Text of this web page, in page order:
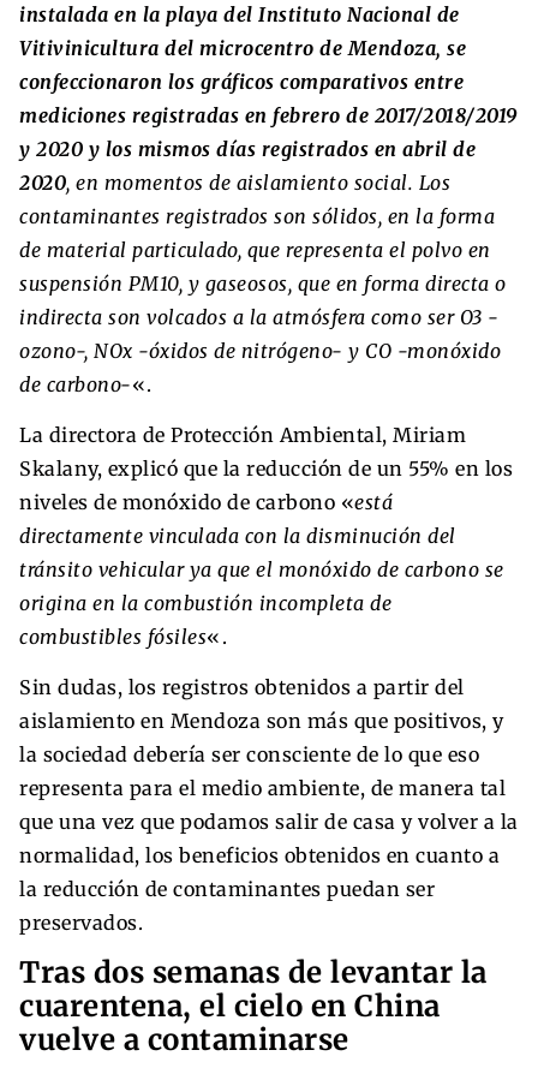
instalada en la playa del Instituto Nacional de
Vitivinicultura del microcentro de Mendoza, se
confeccionaron los gráficos comparativos entre
mediciones registradas en febrero de 2017/2018/2019
y 2020 y los mismos días registrados en abril de
2020, en momentos de aislamiento social. Los
contaminantes registrados son sólidos, en la forma
de material particulado, que representa el polvo en
suspensión PM10, y gaseosos, que en forma directa o
indirecta son volcados a la atmósfera como ser O3 -
ozono-, NOx -óxidos de nitrógeno- y CO -monóxido
de carbono-«.
La directora de Protección Ambiental, Miriam
Skalany, explicó que la reducción de un 55% en los
niveles de monóxido de carbono «está
directamente vinculada con la disminución del
tránsito vehicular ya que el monóxido de carbono se
origina en la combustión incompleta de
combustibles fósiles«.
Sin dudas, los registros obtenidos a partir del
aislamiento en Mendoza son más que positivos, y
la sociedad debería ser consciente de lo que eso
representa para el medio ambiente, de manera tal
que una vez que podamos salir de casa y volver a la
normalidad, los beneficios obtenidos en cuanto a
la reducción de contaminantes puedan ser
preservados.
Tras dos semanas de levantar la
cuarentena, el cielo en China
vuelve a contaminarse